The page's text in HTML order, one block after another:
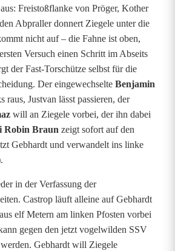
Freistoßflanke von Pröger, Kother
Abpraller donnert Ziegele unter die
nicht auf – die Fahne ist oben,
Versuch einen Schritt im Abseits
der Fast-Torschütze selbst für die
Der eingewechselte Benjamin
raus, Justvan lässt passieren, der
will an Ziegele vorbei, der ihn dabei
Robin Braun zeigt sofort auf den
Gebhardt und verwandelt ins linke
in der Verfassung der
Castrop läuft alleine auf Gebhardt
elf Metern am linken Pfosten vorbei
gegen den jetzt vogelwilden SSV
Gebhardt will Ziegele